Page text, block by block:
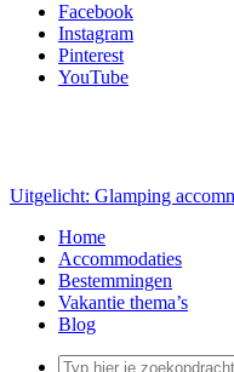
Facebook
Instagram
Pinterest
YouTube
Uitgelicht: Glamping
Home
Accommodaties
Bestemmingen
Vakantie thema’s
Blog